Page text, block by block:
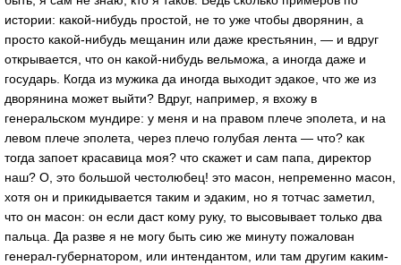
истории: какой-нибудь простой, не то уже чтобы дворянин, а
просто какой-нибудь мещанин или даже крестьянин, — и вдруг
открывается, что он какой-нибудь вельможа, а иногда даже и
государь. Когда из мужика да иногда выходит эдакое, что же из
дворянина может выйти? Вдруг, например, я вхожу в
генеральском мундире: у меня и на правом плече эполета, и на
левом плече эполета, через плечо голубая лента — что? как
тогда запоет красавица моя? что скажет и сам папа, директор
наш? О, это большой честолюбец! это масон, непременно масон,
хотя он и прикидывается таким и эдаким, но я тотчас заметил,
что он масон: он если даст кому руку, то высовывает только два
пальца. Да разве я не могу быть сию же минуту пожалован
генерал-губернатором, или интендантом, или там другим каким-